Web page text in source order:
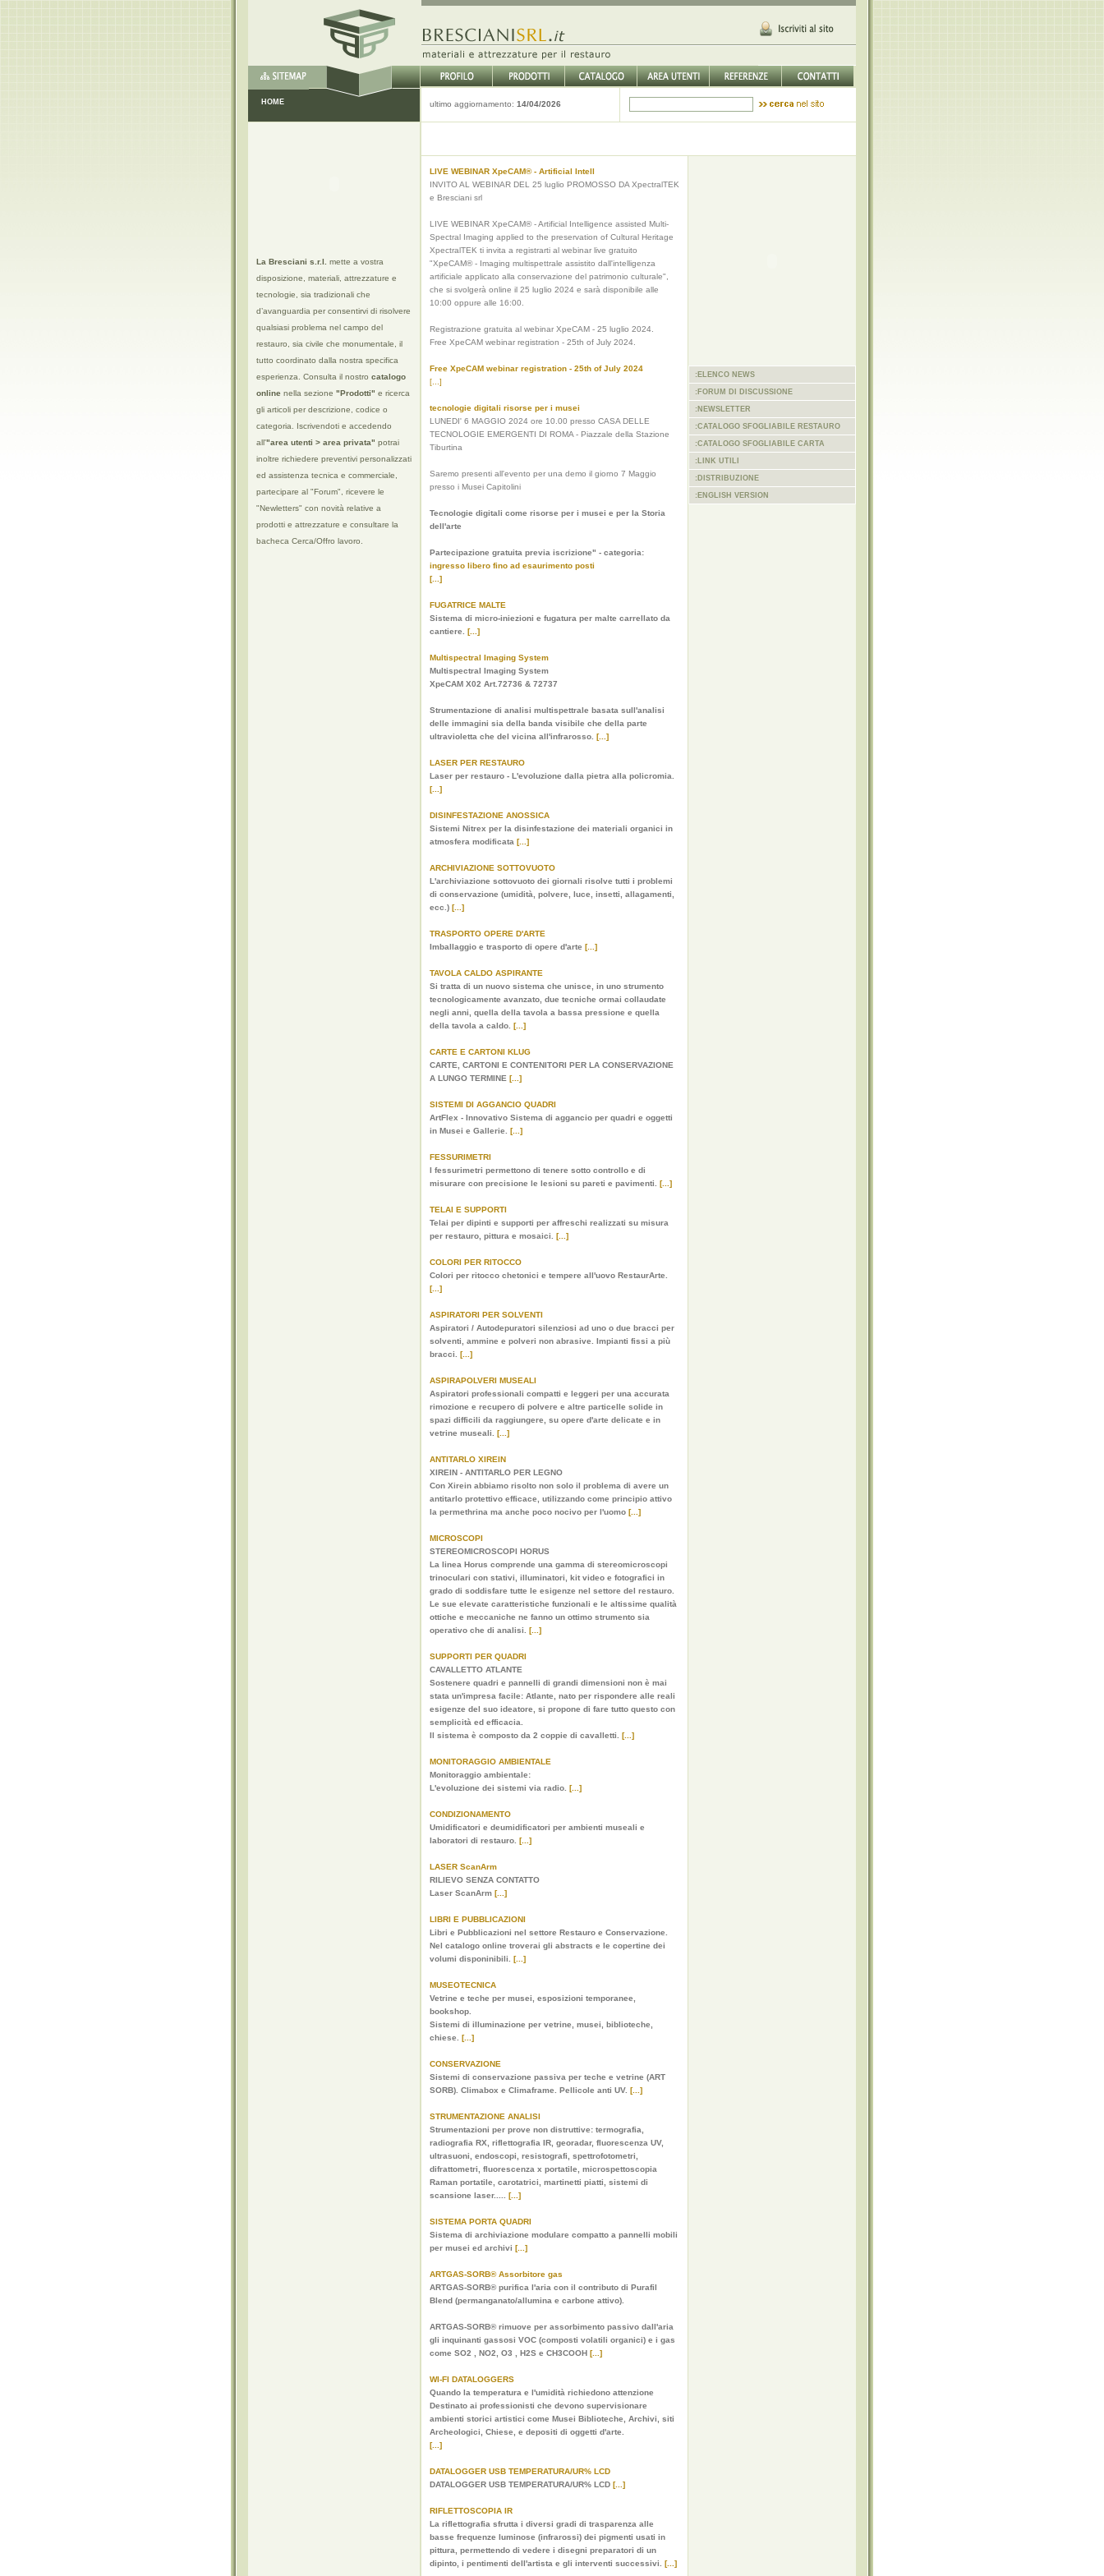
HOME ultimo aggiornamento: 14/04/2026
La Bresciani s.r.l.
mette a vostra
disposizione, materiali, attrezzature e
tecnologie, sia tradizionali che
d’avanguardia per consentirvi di risolvere
qualsiasi problema nel campo del
restauro, sia civile che monumentale, il
tutto coordinato dalla nostra specifica
esperienza. Consulta il nostro catalogo
online nella sezione "Prodotti" e ricerca
gli articoli per descrizione, codice o
categoria. Iscrivendoti e accedendo
all'"area utenti > area privata" potrai
inoltre richiedere preventivi personalizzati
ed assistenza tecnica e commerciale,
partecipare al "Forum", ricevere le
"Newletters" con novità relative a
prodotti e attrezzature e consultare la
bacheca Cerca/Offro lavoro.
LIVE WEBINAR XpeCAM® - Artificial Intell
INVITO AL WEBINAR DEL 25 luglio PROMOSSO DA XpectralTEK
e Bresciani srl
LIVE WEBINAR XpeCAM® - Artificial Intelligence assisted Multi-
Spectral Imaging applied to the preservation of Cultural Heritage
XpectralTEK ti invita a registrarti al webinar live gratuito
"XpeCAM® - Imaging multispettrale assistito dall'intelligenza
artificiale applicato alla conservazione del patrimonio culturale",
che si svolgerà online il 25 luglio 2024 e sarà disponibile alle
10:00 oppure alle 16:00.
Registrazione gratuita al webinar XpeCAM - 25 luglio 2024.
Free XpeCAM webinar registration - 25th of July 2024.
Free XpeCAM webinar registration - 25th of July 2024
[...]
tecnologie digitali risorse per i musei
LUNEDI' 6 MAGGIO 2024 ore 10.00 presso CASA DELLE
TECNOLOGIE EMERGENTI DI ROMA - Piazzale della Stazione
Tiburtina
Saremo presenti all'evento per una demo il giorno 7 Maggio
presso i Musei Capitolini
Tecnologie digitali come risorse per i musei e per la Storia
dell'arte
Partecipazione gratuita previa iscrizione" - categoria:
ingresso libero fino ad esaurimento posti
[...]
FUGATRICE MALTE
Sistema di micro-iniezioni e fugatura per malte carrellato da
cantiere. [...]
Multispectral Imaging System
Multispectral Imaging System
XpeCAM X02 Art.72736 & 72737
Strumentazione di analisi multispettrale basata sull'analisi
delle immagini sia della banda visibile che della parte
ultravioletta che del vicina all'infrarosso. [...]
LASER PER RESTAURO
Laser per restauro - L'evoluzione dalla pietra alla policromia.
[...]
DISINFESTAZIONE ANOSSICA
Sistemi Nitrex per la disinfestazione dei materiali organici in
atmosfera modificata [...]
ARCHIVIAZIONE SOTTOVUOTO
L'archiviazione sottovuoto dei giornali risolve tutti i problemi
di conservazione (umidità, polvere, luce, insetti, allagamenti,
ecc.) [...]
TRASPORTO OPERE D'ARTE
Imballaggio e trasporto di opere d'arte [...]
TAVOLA CALDO ASPIRANTE
Si tratta di un nuovo sistema che unisce, in uno strumento
tecnologicamente avanzato, due tecniche ormai collaudate
negli anni, quella della tavola a bassa pressione e quella
della tavola a caldo. [...]
CARTE E CARTONI KLUG
CARTE, CARTONI E CONTENITORI PER LA CONSERVAZIONE
A LUNGO TERMINE [...]
SISTEMI DI AGGANCIO QUADRI
ArtFlex - Innovativo Sistema di aggancio per quadri e oggetti
in Musei e Gallerie. [...]
FESSURIMETRI
I fessurimetri permettono di tenere sotto controllo e di
misurare con precisione le lesioni su pareti e pavimenti. [...]
TELAI E SUPPORTI
Telai per dipinti e supporti per affreschi realizzati su misura
per restauro, pittura e mosaici. [...]
COLORI PER RITOCCO
Colori per ritocco chetonici e tempere all'uovo RestaurArte.
[...]
ASPIRATORI PER SOLVENTI
Aspiratori / Autodepuratori silenziosi ad uno o due bracci per
solventi, ammine e polveri non abrasive. Impianti fissi a più
bracci. [...]
ASPIRAPOLVERI MUSEALI
Aspiratori professionali compatti e leggeri per una accurata
rimozione e recupero di polvere e altre particelle solide in
spazi difficili da raggiungere, su opere d'arte delicate e in
vetrine museali. [...]
ANTITARLO XIREIN
XIREIN - ANTITARLO PER LEGNO
Con Xirein abbiamo risolto non solo il problema di avere un
antitarlo protettivo efficace, utilizzando come principio attivo
la permethrina ma anche poco nocivo per l'uomo [...]
MICROSCOPI
STEREOMICROSCOPI HORUS
La linea Horus comprende una gamma di stereomicroscopi
trinoculari con stativi, illuminatori, kit video e fotografici in
grado di soddisfare tutte le esigenze nel settore del restauro.
Le sue elevate caratteristiche funzionali e le altissime qualità
ottiche e meccaniche ne fanno un ottimo strumento sia
operativo che di analisi. [...]
SUPPORTI PER QUADRI
CAVALLETTO ATLANTE
Sostenere quadri e pannelli di grandi dimensioni non è mai
stata un'impresa facile: Atlante, nato per rispondere alle reali
esigenze del suo ideatore, si propone di fare tutto questo con
semplicità ed efficacia.
Il sistema è composto da 2 coppie di cavalletti. [...]
MONITORAGGIO AMBIENTALE
Monitoraggio ambientale:
L'evoluzione dei sistemi via radio. [...]
CONDIZIONAMENTO
Umidificatori e deumidificatori per ambienti museali e
laboratori di restauro. [...]
LASER ScanArm
RILIEVO SENZA CONTATTO
Laser ScanArm [...]
LIBRI E PUBBLICAZIONI
Libri e Pubblicazioni nel settore Restauro e Conservazione.
Nel catalogo online troverai gli abstracts e le copertine dei
volumi disponinibili. [...]
MUSEOTECNICA
Vetrine e teche per musei, esposizioni temporanee,
bookshop.
Sistemi di illuminazione per vetrine, musei, biblioteche,
chiese. [...]
CONSERVAZIONE
Sistemi di conservazione passiva per teche e vetrine (ART
SORB). Climabox e Climaframe. Pellicole anti UV. [...]
STRUMENTAZIONE ANALISI
Strumentazioni per prove non distruttive: termografia,
radiografia RX, riflettografia IR, georadar, fluorescenza UV,
ultrasuoni, endoscopi, resistografi, spettrofotometri,
difrattometri, fluorescenza x portatile, microspettoscopia
Raman portatile, carotatrici, martinetti piatti, sistemi di
scansione laser..... [...]
SISTEMA PORTA QUADRI
Sistema di archiviazione modulare compatto a pannelli mobili
per musei ed archivi [...]
ARTGAS-SORB® Assorbitore gas
ARTGAS-SORB® purifica l'aria con il contributo di Purafil
Blend (permanganato/allumina e carbone attivo).
ARTGAS-SORB® rimuove per assorbimento passivo dall'aria
gli inquinanti gassosi VOC (composti volatili organici) e i gas
come SO2 , NO2, O3 , H2S e CH3COOH [...]
WI-FI DATALOGGERS
Quando la temperatura e l'umidità richiedono attenzione
Destinato ai professionisti che devono supervisionare
ambienti storici artistici come Musei Biblioteche, Archivi, siti
Archeologici, Chiese, e depositi di oggetti d'arte.
[...]
DATALOGGER USB TEMPERATURA/UR% LCD
DATALOGGER USB TEMPERATURA/UR% LCD [...]
RIFLETTOSCOPIA IR
La riflettografia sfrutta i diversi gradi di trasparenza alle
basse frequenze luminose (infrarossi) dei pigmenti usati in
pittura, permettendo di vedere i disegni preparatori di un
dipinto, i pentimenti dell'artista e gli interventi successivi. [...]
:ELENCO NEWS
:FORUM DI DISCUSSIONE
:NEWSLETTER
:CATALOGO SFOGLIABILE RESTAURO
:CATALOGO SFOGLIABILE CARTA
:LINK UTILI
:DISTRIBUZIONE
:ENGLISH VERSION